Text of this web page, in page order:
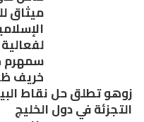
ميثاق
خريف
التجزئة في دول الخليج